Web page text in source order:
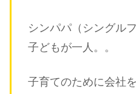
シンパパ（シングル
子どもが一人。。
子育てのために会社